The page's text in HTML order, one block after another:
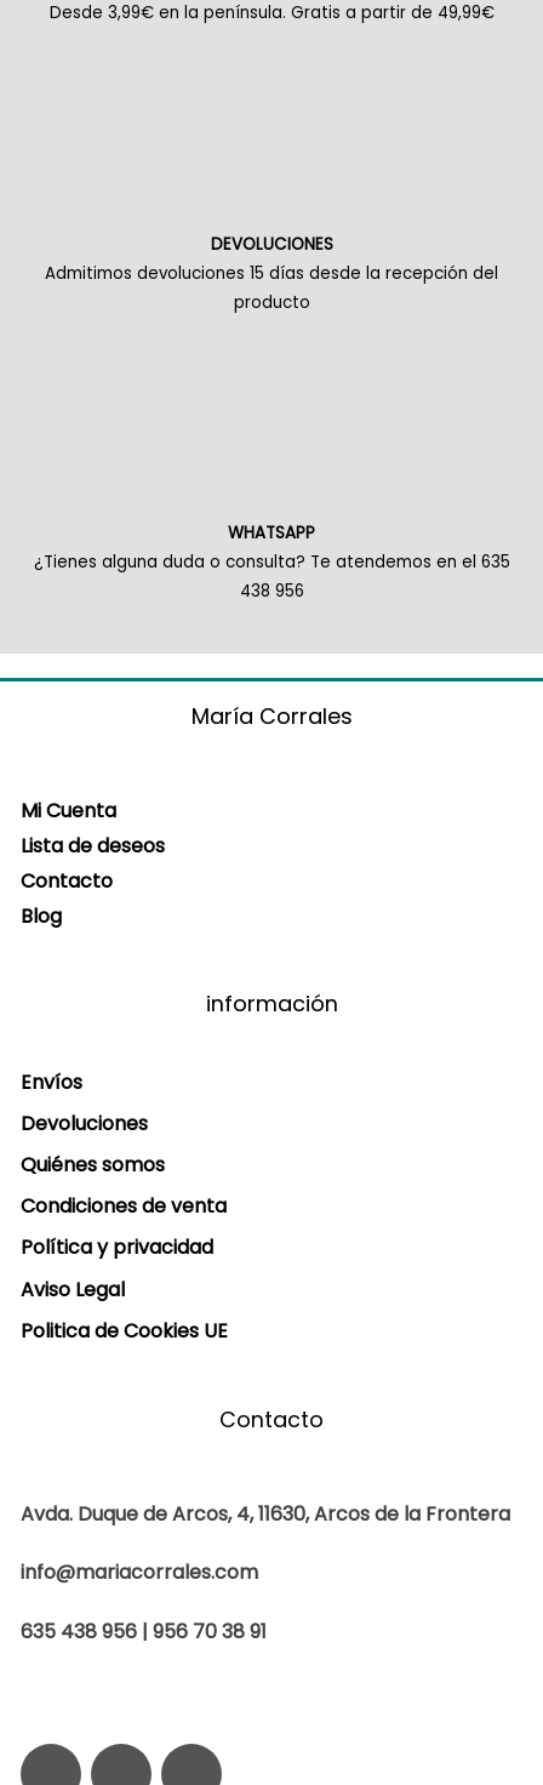
Desde 3,99€ en la península. Gratis a partir de 49,99€
DEVOLUCIONES
Admitimos devoluciones 15 días desde la recepción del
producto
WHATSAPP
¿Tienes alguna duda o consulta? Te atendemos en el 635
438 956
María Corrales
Mi Cuenta
Lista de deseos
Contacto
Blog
información
Envíos
Devoluciones
Quiénes somos
Condiciones de venta
Política y privacidad
Aviso Legal
Politica de Cookies UE
Contacto
Avda. Duque de Arcos, 4, 11630, Arcos de la Frontera
info@mariacorrales.com
635 438 956 | 956 70 38 91